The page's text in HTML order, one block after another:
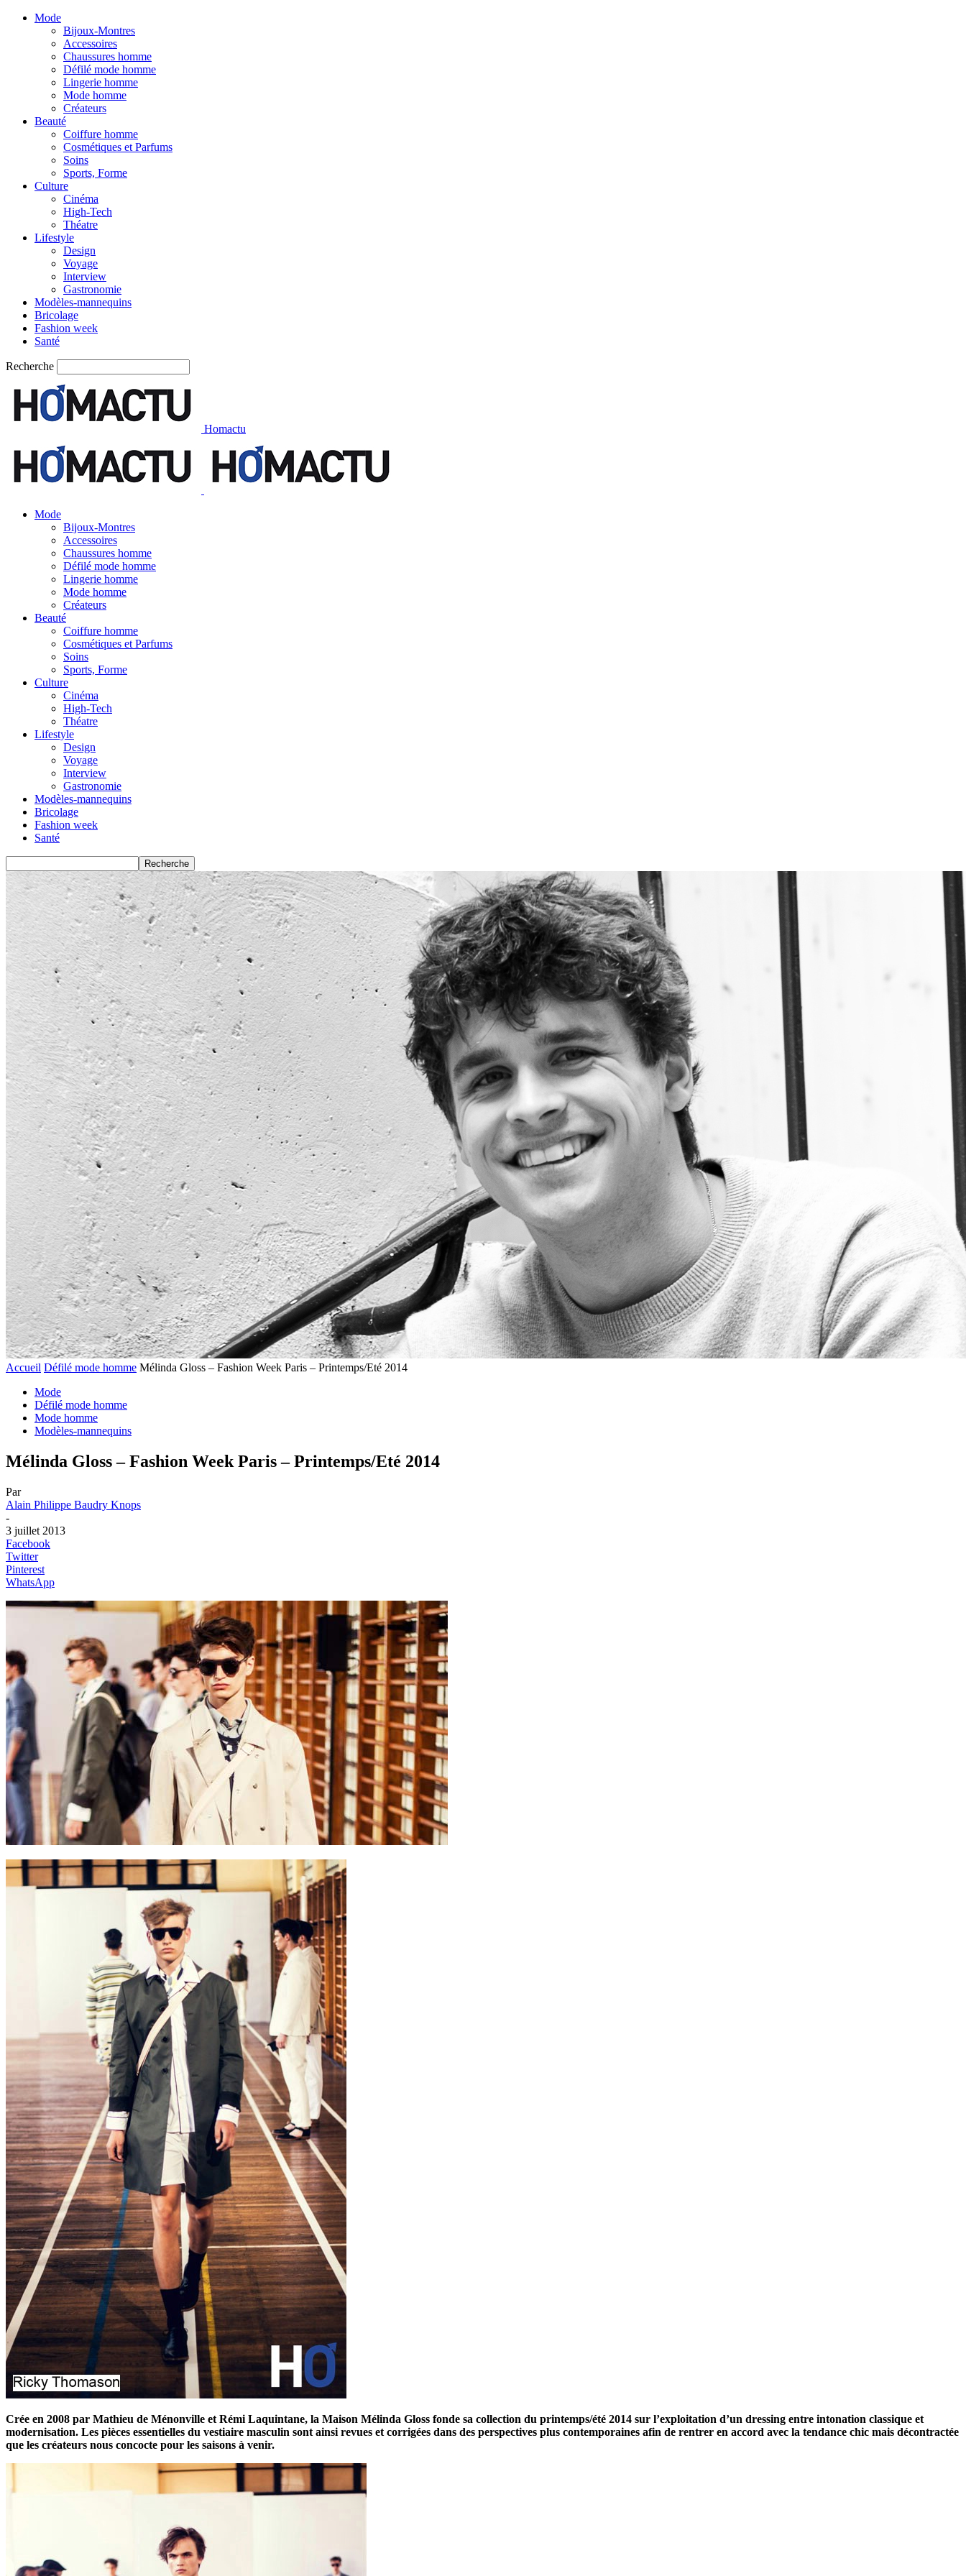
Mode
Bijoux-Montres
Accessoires
Chaussures homme
Défilé mode homme
Lingerie homme
Mode homme
Créateurs
Beauté
Coiffure homme
Cosmétiques et Parfums
Soins
Sports, Forme
Culture
Cinéma
High-Tech
Théatre
Lifestyle
Design
Voyage
Interview
Gastronomie
Modèles-mannequins
Bricolage
Fashion week
Santé
Recherche
Homactu
Mode
Bijoux-Montres
Accessoires
Chaussures homme
Défilé mode homme
Lingerie homme
Mode homme
Créateurs
Beauté
Coiffure homme
Cosmétiques et Parfums
Soins
Sports, Forme
Culture
Cinéma
High-Tech
Théatre
Lifestyle
Design
Voyage
Interview
Gastronomie
Modèles-mannequins
Bricolage
Fashion week
Santé
Accueil Défilé mode homme Mélinda Gloss – Fashion Week Paris – Printemps/Eté 2014
Mode
Défilé mode homme
Mode homme
Modèles-mannequins
Mélinda Gloss – Fashion Week Paris – Printemps/Eté 2014
Par
Alain Philippe Baudry Knops
-
3 juillet 2013
Facebook
Twitter
Pinterest
WhatsApp
Crée en 2008 par Mathieu de Ménonville et Rémi Laquintane, la Maison Mélinda Gloss fonde sa collection du printemps/été 2014 sur l’exploitation d’un dressing entre intonation classique et
modernisation. Les pièces essentielles du vestiaire masculin sont ainsi revues et corrigées dans des perspectives plus contemporaines afin de rentrer en accord avec la tendance chic mais décontractée
que les créateurs nous concocte pour les saisons à venir.